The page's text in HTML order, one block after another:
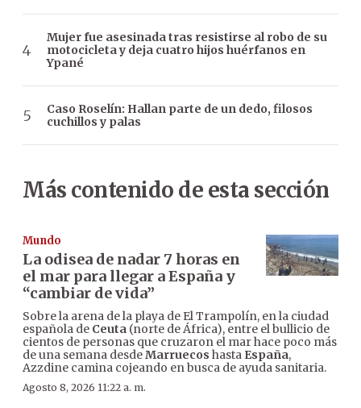
Mujer fue asesinada tras resistirse al robo de su
motocicleta y deja cuatro hijos huérfanos en
Ypané
Caso Roselín: Hallan parte de un dedo, filosos
cuchillos y palas
Más contenido de esta sección
Mundo
La odisea de nadar 7 horas en
el mar para llegar a España y
“cambiar de vida”
Sobre la arena de la playa de El Trampolín, en la ciudad
española de Ceuta (norte de África), entre el bullicio de
cientos de personas que cruzaron el mar hace poco más
de una semana desdeMarruecos hasta España,
Azzdine camina cojeando en busca de ayuda sanitaria.
Agosto 8, 2026 11:22 a. m.